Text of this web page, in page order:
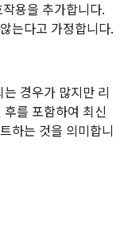
용을 추가합니다.
는다고 가정합니다.
경우가 많지만 리
를 포함하여 최신
하는 것을 의미합니